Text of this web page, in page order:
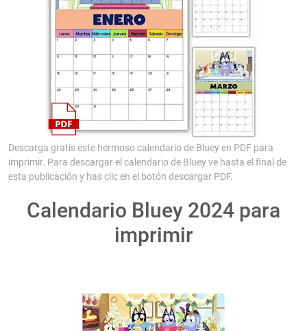
Descarga gratis este hermoso calendario de Bluey en PDF para
imprimir. Para descargar el calendario de Bluey ve hasta el final de
esta publicación y has clic en el botón descargar PDF.
Calendario Bluey 2024 para
imprimir